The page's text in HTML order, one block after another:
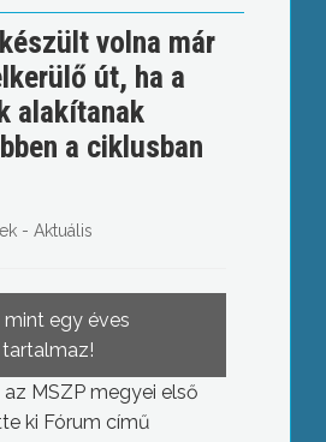
volna már
út, ha a
alakítanak
a ciklusban
- Aktuális
egy éves
az MSZP megyei első
ki Fórum című